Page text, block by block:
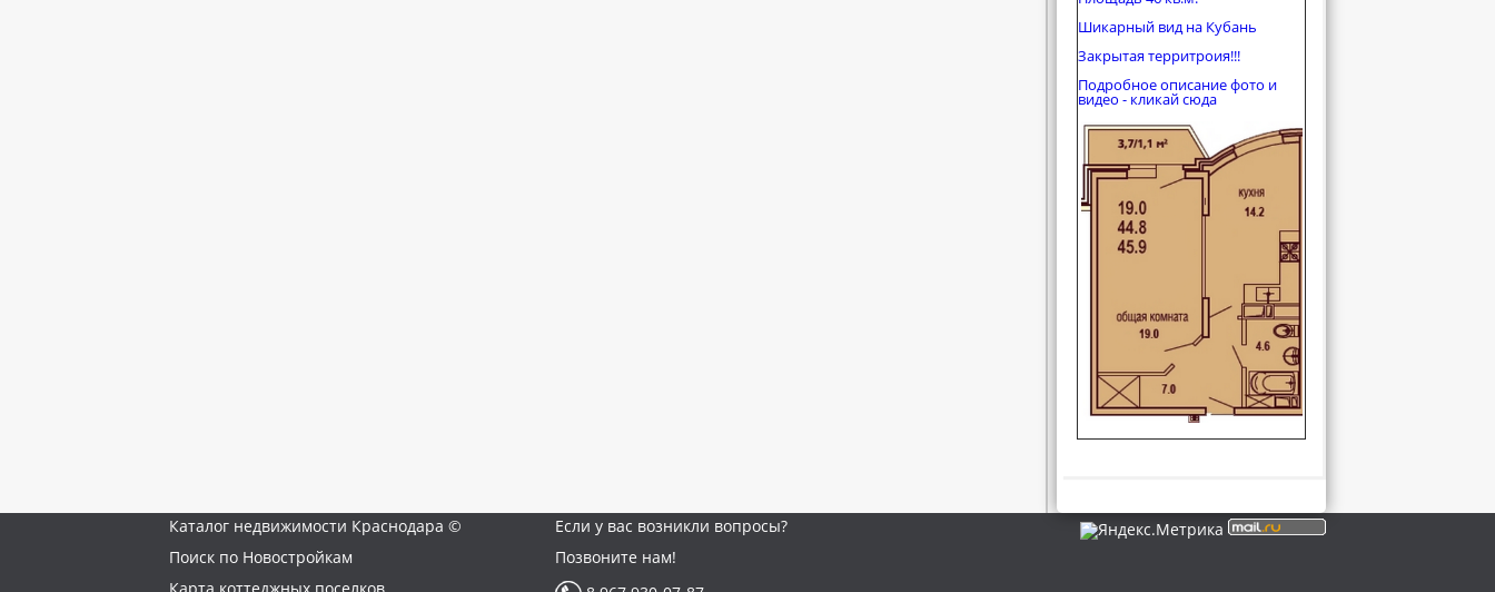
Шикарный вид на Кубань
Закрытая территроия!!!
Подробное описание фото и
видео - кликай сюда
Каталог недвижимости Краснодара ©
Поиск по Новостройкам
Если у вас возникли вопросы?
Позвоните нам!